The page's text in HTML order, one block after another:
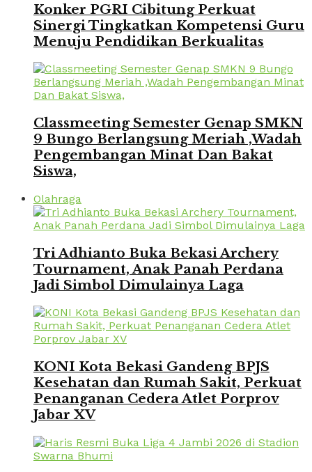
Konker PGRI Cibitung Perkuat
Sinergi Tingkatkan Kompetensi Guru
Menuju Pendidikan Berkualitas
Classmeeting Semester Genap SMKN
9 Bungo Berlangsung Meriah ,Wadah
Pengembangan Minat Dan Bakat
Siswa,
Olahraga
Tri Adhianto Buka Bekasi Archery
Tournament, Anak Panah Perdana
Jadi Simbol Dimulainya Laga
KONI Kota Bekasi Gandeng BPJS
Kesehatan dan Rumah Sakit, Perkuat
Penanganan Cedera Atlet Porprov
Jabar XV